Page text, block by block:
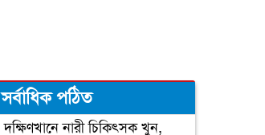
ঠোঁটের কোণে জ্বরঠোসা, কারণ ও
প্রতিকার
সর্বাধিক পঠিত
দক্ষিণখানে নারী চিকিৎসক খুন,